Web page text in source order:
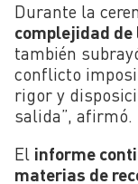
Durante la
complejidad
también
conflicto
rigor y
salida”, afirmó.
El informe
materias de